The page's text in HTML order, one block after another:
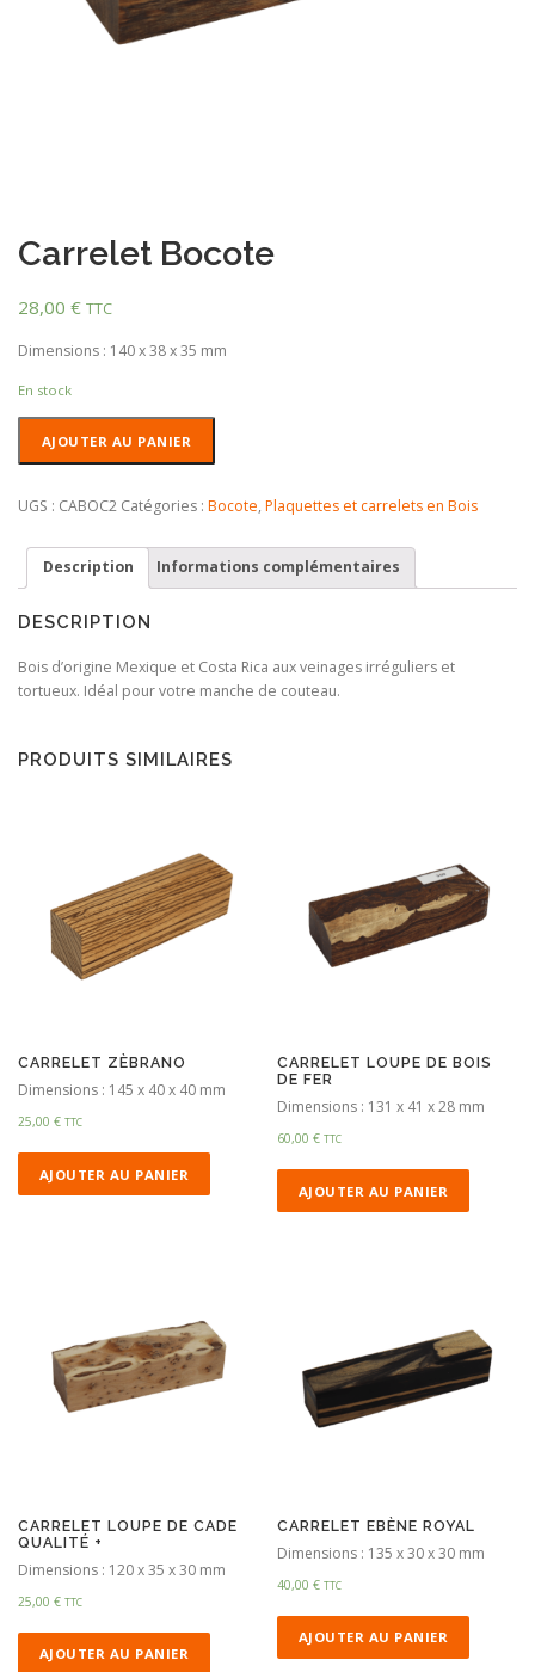
Carrelet Bocote
28,00 € TTC
Dimensions : 140 x 38 x 35 mm
En stock
Bocote
AJOUTER AU PANIER
UGS : CABOC2 Catégories : Bocote, Plaquettes et carrelets en Bois
Description Informations complémentaires
DESCRIPTION
Bois d’origine Mexique et Costa Rica aux veinages irréguliers et
tortueux. Idéal pour votre manche de couteau.
PRODUITS SIMILAIRES
CARRELET ZÈBRANO
Dimensions : 145 x 40 x 40 mm
25,00 € TTC
AJOUTER AU PANIER
CARRELET LOUPE DE BOIS
DE FER
Dimensions : 131 x 41 x 28 mm
60,00€ TTC
AJOUTER AU PANIER
CARRELET LOUPE DE CADE
QUALITÉ +
Dimensions : 120 x 35 x 30 mm
25,00 € TTC
AJOUTER AU PANIER
CARRELET EBÈNE ROYAL
Dimensions : 135 x 30 x 30 mm
40,00€ TTC
AJOUTER AU PANIER